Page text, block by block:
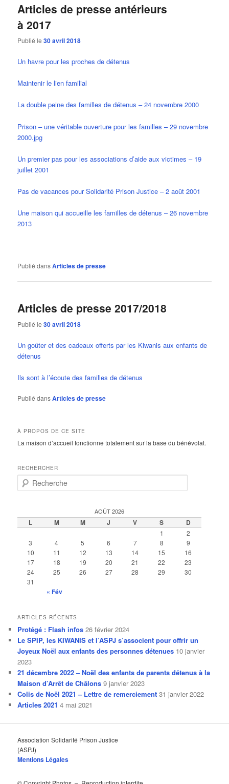
Articles de presse antérieurs
à 2017
Publié le30 avril 2018
Un havre pour les proches de détenus
Maintenir le lien familial
La double peine des familles de détenus – 24 novembre 2000
Prison – une véritable ouverture pour les familles – 29 novembre
2000.jpg
Un premier pas pour les associations d’aide aux victimes – 19
juillet 2001
Pas de vacances pour Solidarité Prison Justice – 2 août 2001
Une maison qui accueille les familles de détenus – 26 novembre
2013
Publié dansArticles de presse
Articles de presse 2017/2018
Publié le30 avril 2018
Un goûter et des cadeaux offerts par les Kiwanis aux enfants de
détenus
Ils sont à l’écoute des familles de détenus
Publié dansArticles de presse
À PROPOS DE CE SITE
La maison d’accueil fonctionne totalement sur la base du bénévolat.
RECHERCHER
e
e
r
AOÛT 2026
L M M J V S D
1
2
3
4 5 6 7 8
9
10
11 12 13 14 15
16
17
18 19 20 21 22
23
24
25 26 27 28 29
30
31
« Fév
ARTICLES RÉCENTS
Protégé : Flash infos 26 février 2024
Le SPIP, les KIWANIS et l’ASPJ s’associent pour offrir un
Joyeux Noël aux enfants des personnes détenues 10 janvier
2023
21 décembre 2022 – Noël des enfants de parents détenus à la
Maison d’Arrêt de Châlons 9 janvier 2023
Colis de Noël 2021 – Lettre de remerciement 31 janvier 2022
Articles 2021 4 mai 2021
Association Solidarité Prison Justice
(ASPJ)
Mentions Légales